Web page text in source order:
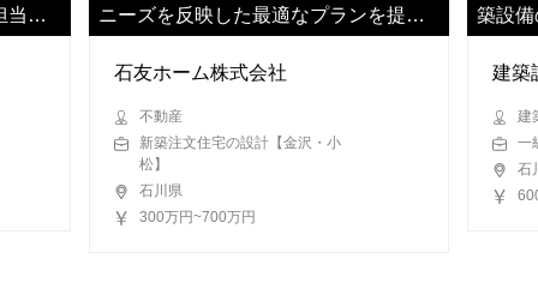
当い
ニーズを反映した最適なプランを提案
していただきます
石友ホーム株式会社
不動産
新築注文住宅の設計【金沢・小
松】
石川県
300万円~700万円
築設
いた
建築
建
一
石